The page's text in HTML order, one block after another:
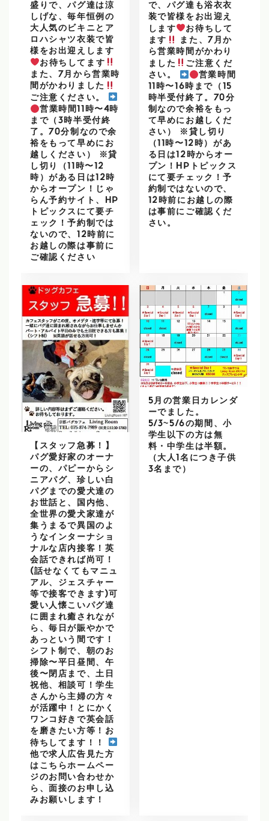
盛りで、パグ達は涼
しげな、毎年恒例の
大人気のビキニとア
ロハシャツ衣装で皆
様をお出迎えします
お待ちしてます
また、7月から営業時
間がかわりました
ご注意ください。
営業時間11時〜4時
まで（3時半受付終
了。70分制なので余
裕をもって早めにお
越しください） ※貸
し切り（11時〜12
時）がある日は12時
からオープン！じゃ
らん予約サイト、HP
トピックスにて要チ
ェック！予約制では
ないので、12時前に
お越しの際は事前に
ご確認ください
で、パグ達も浴衣衣
装で皆様をお出迎え
します
お待ちして
ます
また、7月か
ら営業時間がかわり
ました
ご注意くだ
さい。
営業時間
11時〜16時まで（15
時半受付終了。70分
制なので余裕をもっ
て早めにお越しくだ
さい） ※貸し切り
（11時〜12時）があ
る日は12時からオー
プン！HPトピックス
にて要チェック！予
約制ではないので、
12時前にお越しの際
は事前にご確認くだ
さい。
【スタッフ急募！】
パグ愛好家のオーナ
ーの、パピーからシ
ニアパグ、珍しい白
パグまでの愛犬達の
お世話と、国内他、
全世界の愛犬家達が
集うまるで異国のよ
うなインターナショ
ナルな店内接客！英
会話できれば尚可！
(話せなくてもマニュ
アル、ジェスチャー
等で接客できます)可
愛い人懐こいパグ達
に囲まれ癒されなが
ら、毎日が賑やかで
あっという間です！
シフト制で、朝のお
掃除〜平日昼間、午
後〜閉店まで、土日
祝他、相談可！学生
さんから主婦の方々
が活躍中！とにかく
ワンコ好きで英会話
を磨きたい方等！お
待ちしてます！！
他で求人広告見た方
はこちらホームペー
ジのお問い合わせか
ら、面接のお申し込
みお願いします！
5月の営業日カレンダ
ーでました。
5/3~5/6の期間、小
学生以下の方は無
料・中学生は半額。
（大人1名につき子供
3名まで）